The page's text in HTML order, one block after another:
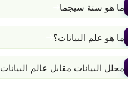
ما هو ستة سيجما
ما هو علم البيانات؟
محلل البيانات مقابل عالم البيانات